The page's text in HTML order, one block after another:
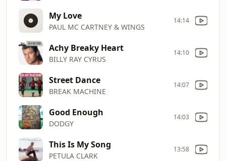
My Love
PAUL MC CARTNEY & WINGS
14:14
Achy Breaky Heart
BILLY RAY CYRUS
14:10
Street Dance
BREAK MACHINE
14:07
Good Enough
DODGY
14:03
This Is My Song
PETULA CLARK
13:58